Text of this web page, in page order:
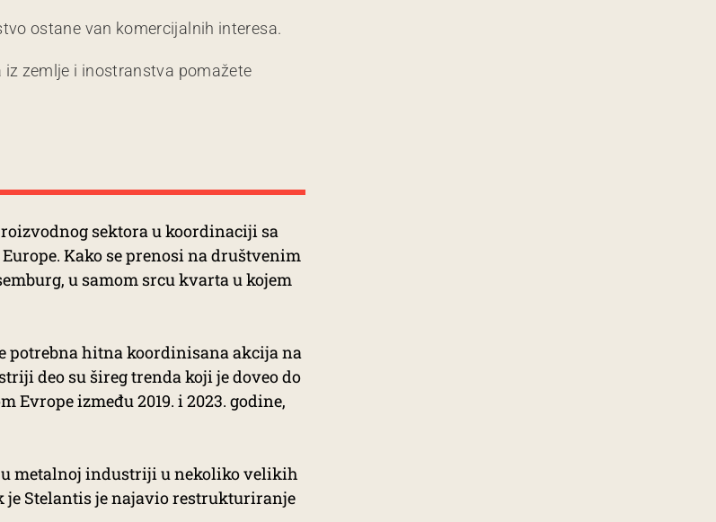
ostane van komercijalnih interesa.
zemlje i inostranstva pomažete
sektora u koordinaciji sa
Kako se prenosi na društvenim
u samom srcu kvarta u kojem
potrebna hitna koordinisana akcija na
deo su šireg trenda koji je doveo do
između 2019. i 2023. godine,
metalnoj industriji u nekoliko velikih
Stelantis je najavio restrukturiranje